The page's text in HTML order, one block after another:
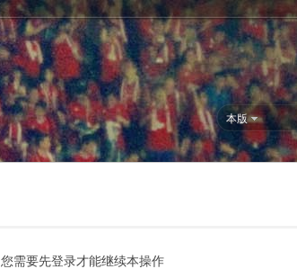
本版
您需要先登录才能继续本操作